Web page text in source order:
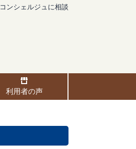
コンシェルジュに相談
利用者の声